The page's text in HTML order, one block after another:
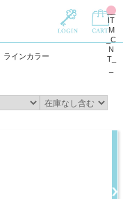
__
IT
M
_C
N
T_
ラインカラー